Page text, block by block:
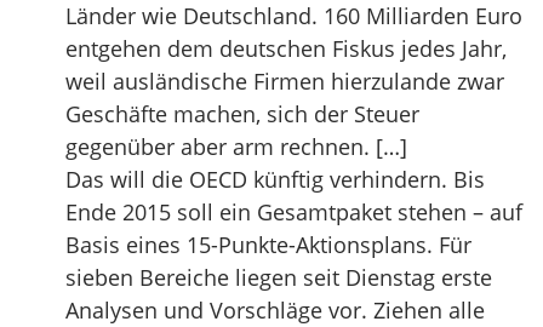
Länder wie Deutschland. 160 Milliarden Euro
entgehen dem deutschen Fiskus jedes Jahr,
weil ausländische Firmen hierzulande zwar
Geschäfte machen, sich der Steuer
gegenüber aber arm rechnen. […]
Das will die OECD künftig verhindern. Bis
Ende 2015 soll ein Gesamtpaket stehen – auf
Basis eines 15-Punkte-Aktionsplans. Für
sieben Bereiche liegen seit Dienstag erste
Analysen und Vorschläge vor. Ziehen alle